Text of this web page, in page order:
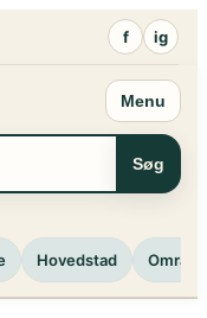
f ig
Menu
Søg
Hovedstad Område